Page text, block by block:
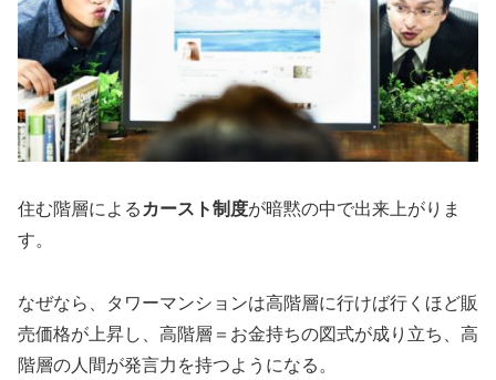
住む階層による カースト制度が暗黙の中で出来上がりま
す。
なぜなら、タワーマンションは高階層に行けば行くほど販
売価格が上昇し、高階層＝お金持ちの図式が成り立ち、高
階層の人間が発言力を持つようになる。